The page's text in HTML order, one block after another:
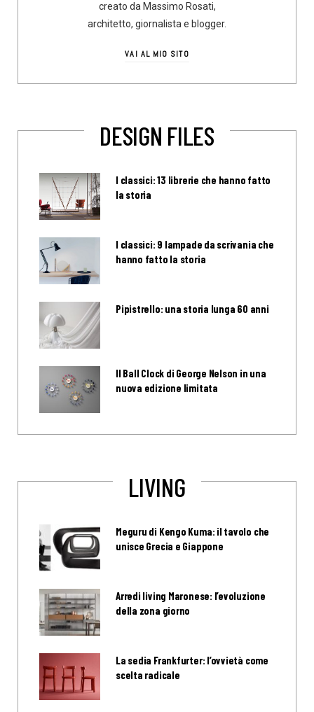
creato da Massimo Rosati,
architetto, giornalista e blogger.
VAI AL MIO SITO
DESIGN FILES
I classici: 13 librerie che hanno fatto
la storia
I classici: 9 lampade da scrivania che
hanno fatto la storia
Pipistrello: una storia lunga 60 anni
Il Ball Clock di George Nelson in una
nuova edizione limitata
LIVING
Meguru di Kengo Kuma: il tavolo che
unisce Grecia e Giappone
Arredi living Maronese: l’evoluzione
della zona giorno
La sedia Frankfurter: l’ovvietà come
scelta radicale